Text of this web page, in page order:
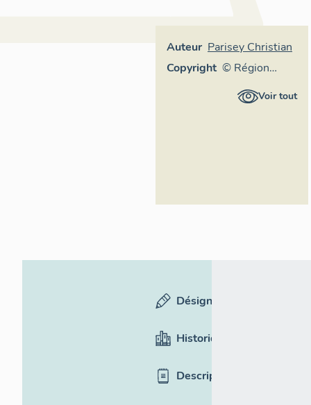
Auteur Parisey Christian
Copyright © Région
Auvergne-Voir tout
Désignation
Historique
Description